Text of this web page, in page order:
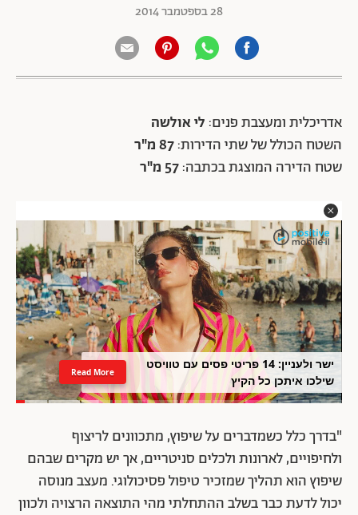
28 בספטמבר 2014
אדריכלית ומעצבת פנים: לי אולשה
השטח הכולל של שתי הדירות:87 מ"ר
שטח הדירה המוצגת בכתבה:57 מ"ר
ישר ולעניין: 14 פריטי פסים עם טוויסט
שילכו איתכן כל הקיץ
Read More
"בדרך כלל כשמדברים על שיפוץ, מתכוונים לריצוף
ולחיפויים, לארונות ולכלים סניטריים, אך יש מקרים שבהם
שיפוץ הוא תהליך שמזכיר טיפול פסיכולוגי. מעצב מנוסה
יכול לדעת כבר בשלב ההתחלתי מהי התוצאה הרצויה ולכוון